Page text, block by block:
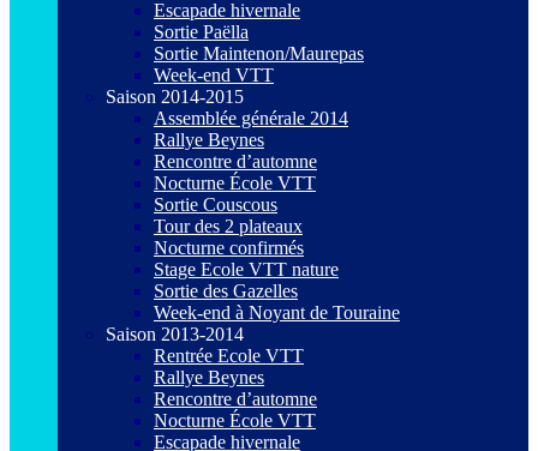
Escapade hivernale
Sortie Paëlla
Sortie Maintenon/Maurepas
Week-end VTT
Saison 2014-2015
Assemblée générale 2014
Rallye Beynes
Rencontre d’automne
Nocturne École VTT
Sortie Couscous
Tour des 2 plateaux
Nocturne confirmés
Stage Ecole VTT nature
Sortie des Gazelles
Week-end à Noyant de Touraine
Saison 2013-2014
Rentrée Ecole VTT
Rallye Beynes
Rencontre d’automne
Nocturne École VTT
Escapade hivernale